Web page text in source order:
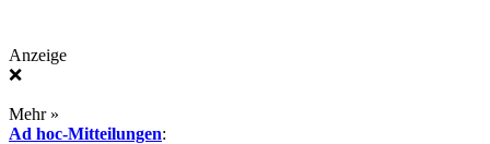
Anzeige
❌
Mehr »
Ad hoc-Mitteilungen: